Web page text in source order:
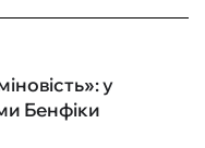
у
Бенфіки